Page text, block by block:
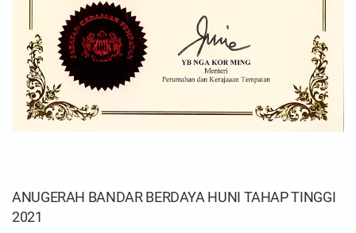
ANUGERAH BANDAR BERDAYA HUNI TAHAP TINGGI
2021